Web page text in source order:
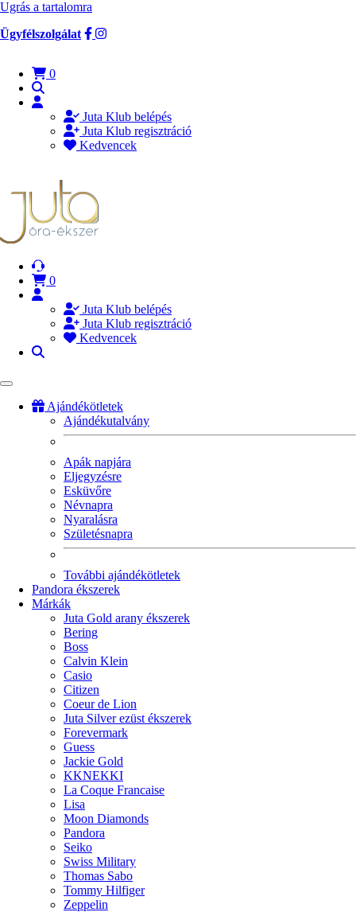
Ugrás a tartalomra
Ügyfélszolgálat
0
Juta Klub belépés
Juta Klub regisztráció
Kedvencek
0
Juta Klub belépés
Juta Klub regisztráció
Kedvencek
Ajándékötletek
Ajándékutalvány
Apák napjára
Eljegyzésre
Esküvőre
Névnapra
Nyaralásra
Születésnapra
További ajándékötletek
Pandora ékszerek
Márkák
Juta Gold arany ékszerek
Bering
Boss
Calvin Klein
Casio
Citizen
Coeur de Lion
Juta Silver ezüst ékszerek
Forevermark
Guess
Jackie Gold
KKNEKKI
La Coque Francaise
Lisa
Moon Diamonds
Pandora
Seiko
Swiss Military
Thomas Sabo
Tommy Hilfiger
Zeppelin